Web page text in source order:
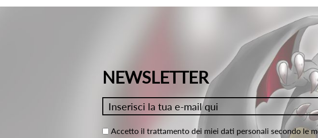
NEWSLETTER
Accetto il trattamento dei miei dati personali secondo le